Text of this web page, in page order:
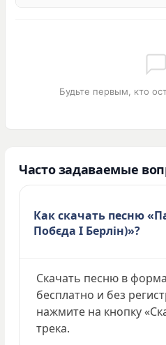
Будьте первым, кто
Часто задаваемые
Как скачать песню
Побєда І Берлін)»?
Скачать песню в
бесплатно и без
нажмите на кнопку
трека.